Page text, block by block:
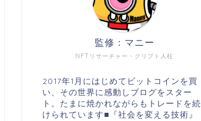
NFTリサーチャー・クリプト人柱
監修：マニー
2017年1月にはじめてビットコインを買
い、その世界に感動しブログをスター
ト。たまに焼かれながらもトレードを続
けられています■『社会を変える技術』